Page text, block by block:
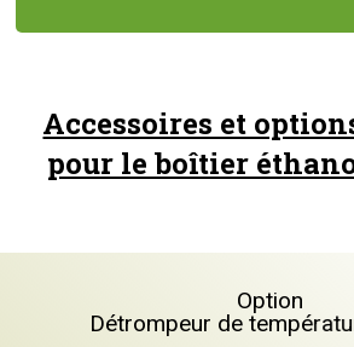
Accessoires et
pour le boîtier
Option
Détrompeur de